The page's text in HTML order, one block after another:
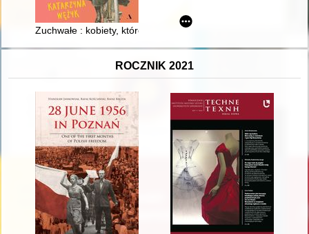
Zuchwałe : kobiety, które chciały więcej
ROCZNIK 2021